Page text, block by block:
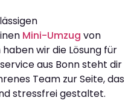
Mini-Umzug von
wir die Lösung für
aus Bonn steht dir
Team zur Seite, das
stressfrei gestaltet.